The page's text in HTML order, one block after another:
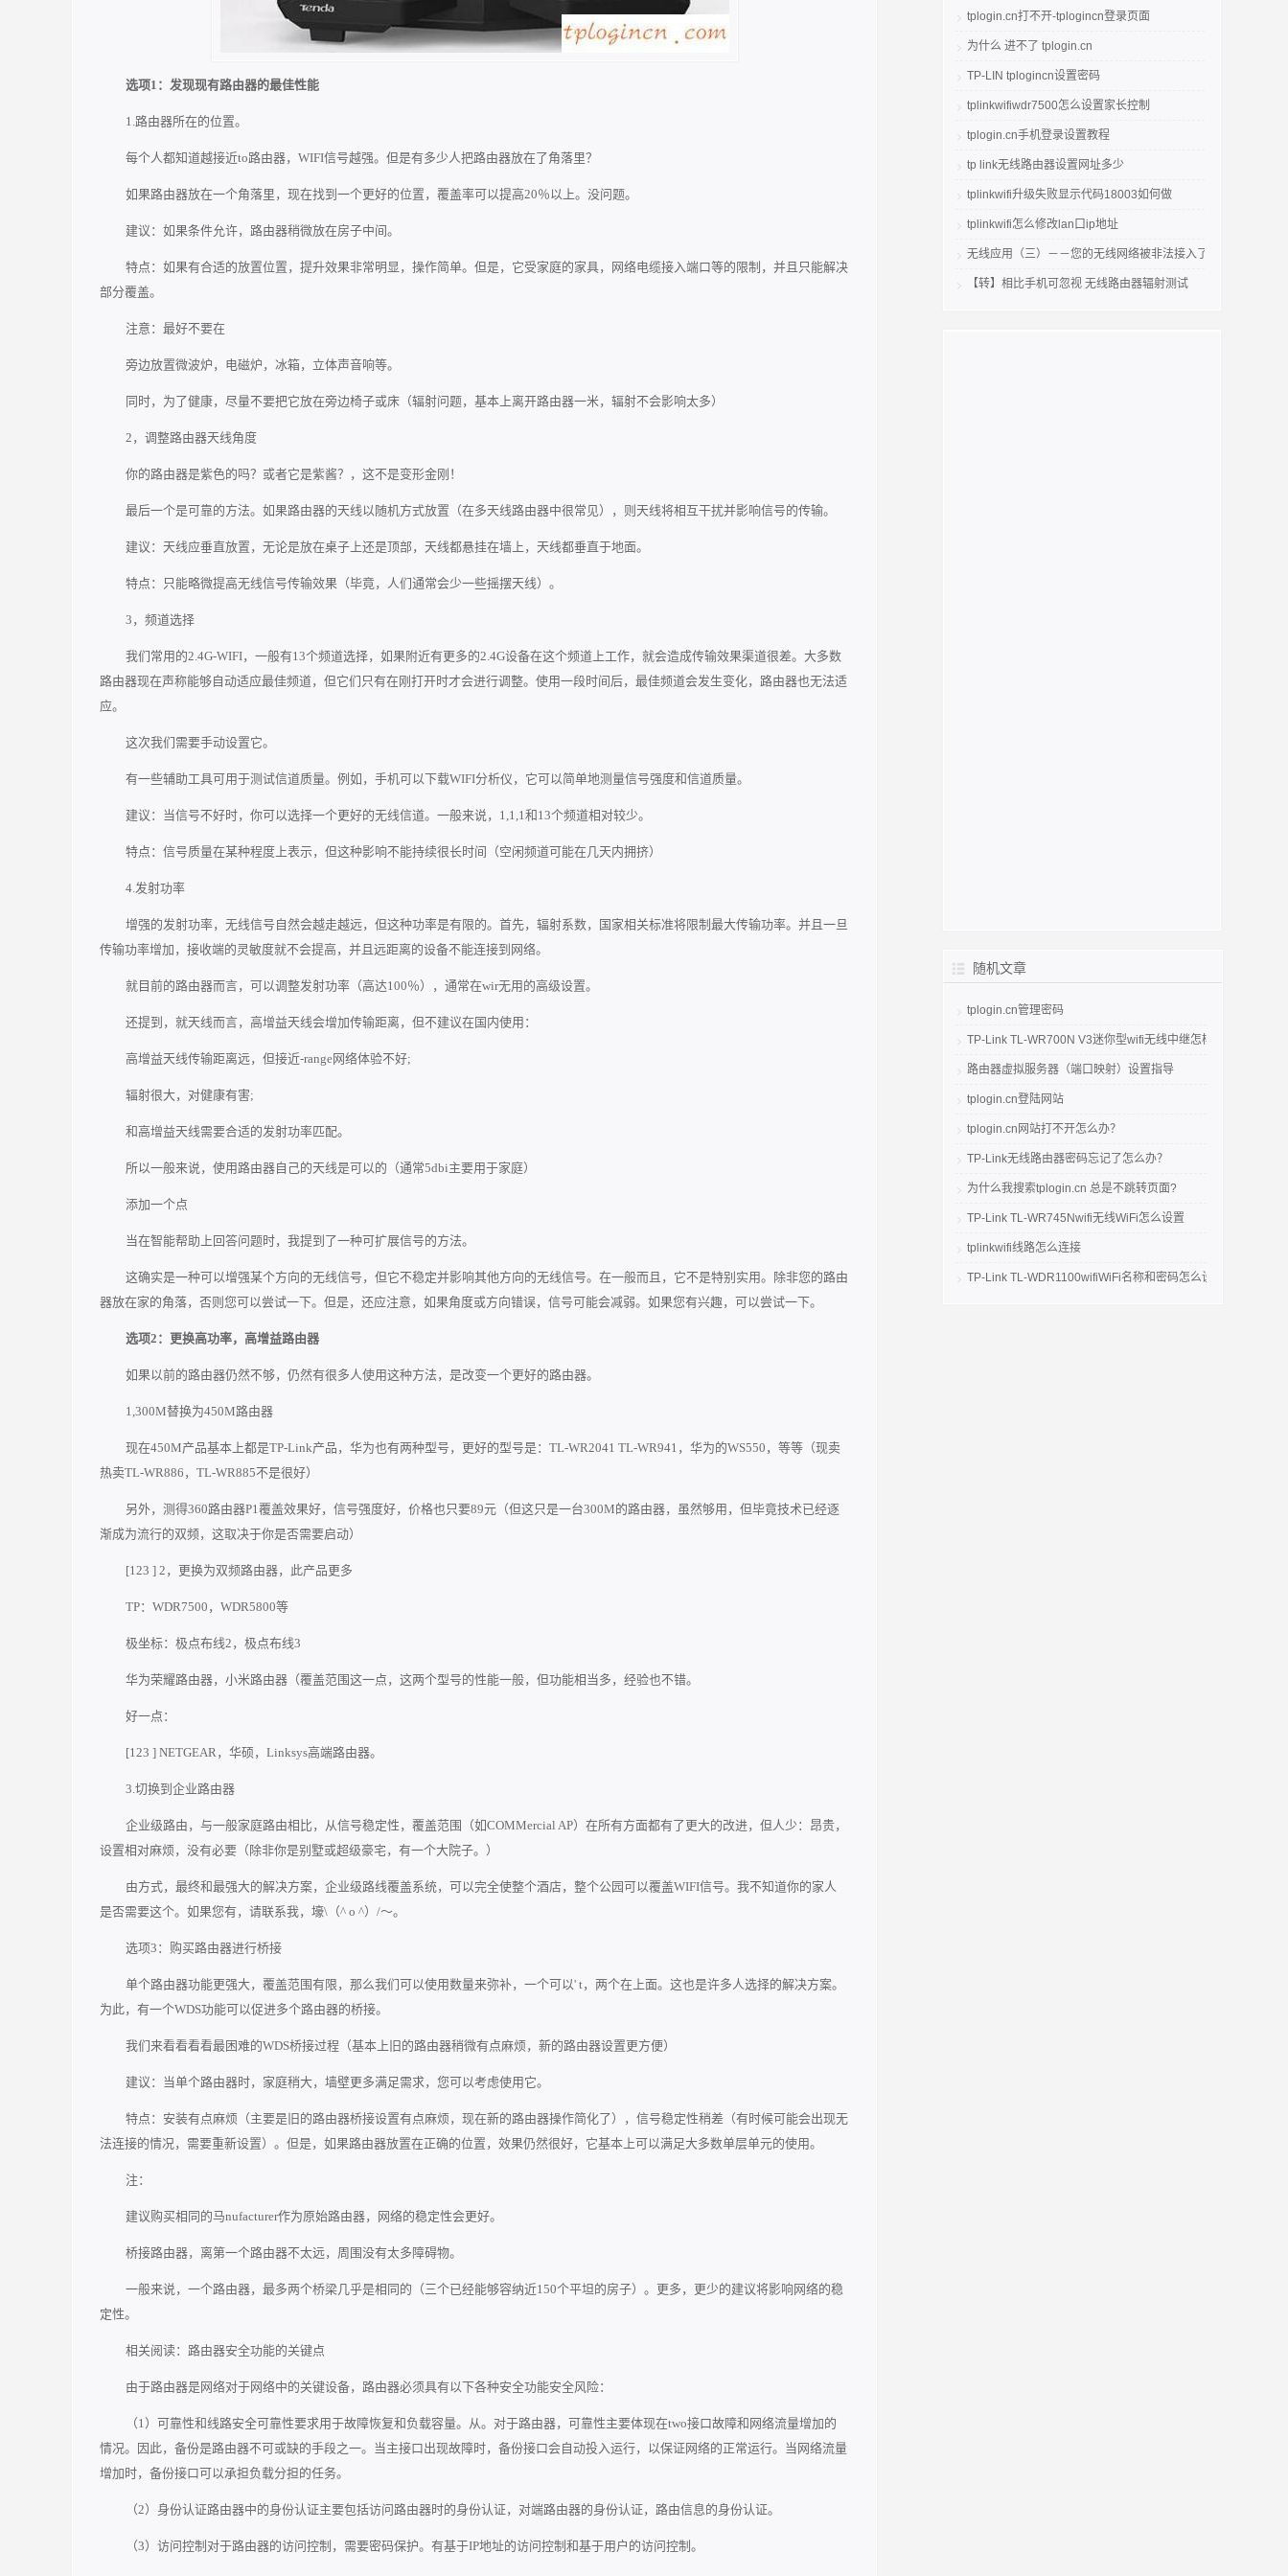
选项1：发现现有路由器的最佳性能
1.路由器所在的位置。
每个人都知道越接近to路由器，WIFI信号越强。但是有多少人把路由器放在了角落里？
如果路由器放在一个角落里，现在找到一个更好的位置，覆盖率可以提高20％以上。没问题。
建议：如果条件允许，路由器稍微放在房子中间。
特点：如果有合适的放置位置，提升效果非常明显，操作简单。但是，它受家庭的家具，网络电缆接入端口等的限制，并且只能解决
部分覆盖。
注意：最好不要在
旁边放置微波炉，电磁炉，冰箱，立体声音响等。
同时，为了健康，尽量不要把它放在旁边椅子或床（辐射问题，基本上离开路由器一米，辐射不会影响太多）
2，调整路由器天线角度
你的路由器是紫色的吗？或者它是紫酱？，这不是变形金刚！
最后一个是可靠的方法。如果路由器的天线以随机方式放置（在多天线路由器中很常见），则天线将相互干扰并影响信号的传输。
建议：天线应垂直放置，无论是放在桌子上还是顶部，天线都悬挂在墙上，天线都垂直于地面。
特点：只能略微提高无线信号传输效果（毕竟，人们通常会少一些摇摆天线）。
3，频道选择
我们常用的2.4G-WIFI，一般有13个频道选择，如果附近有更多的2.4G设备在这个频道上工作，就会造成传输效果渠道很差。大多数
路由器现在声称能够自动适应最佳频道，但它们只有在刚打开时才会进行调整。使用一段时间后，最佳频道会发生变化，路由器也无法适
应。
这次我们需要手动设置它。
有一些辅助工具可用于测试信道质量。例如，手机可以下载WIFI分析仪，它可以简单地测量信号强度和信道质量。
建议：当信号不好时，你可以选择一个更好的无线信道。一般来说，1,1,1和13个频道相对较少。
特点：信号质量在某种程度上表示，但这种影响不能持续很长时间（空闲频道可能在几天内拥挤）
4.发射功率
增强的发射功率，无线信号自然会越走越远，但这种功率是有限的。首先，辐射系数，国家相关标准将限制最大传输功率。并且一旦
传输功率增加，接收端的灵敏度就不会提高，并且远距离的设备不能连接到网络。
就目前的路由器而言，可以调整发射功率（高达100％），通常在wir无用的高级设置。
还提到，就天线而言，高增益天线会增加传输距离，但不建议在国内使用：
高增益天线传输距离远，但接近-range网络体验不好;
辐射很大，对健康有害;
和高增益天线需要合适的发射功率匹配。
所以一般来说，使用路由器自己的天线是可以的（通常5dbi主要用于家庭）
添加一个点
当在智能帮助上回答问题时，我提到了一种可扩展信号的方法。
这确实是一种可以增强某个方向的无线信号，但它不稳定并影响其他方向的无线信号。在一般而且，它不是特别实用。除非您的路由
器放在家的角落，否则您可以尝试一下。但是，还应注意，如果角度或方向错误，信号可能会减弱。如果您有兴趣，可以尝试一下。
选项2：更换高功率，高增益路由器
如果以前的路由器仍然不够，仍然有很多人使用这种方法，是改变一个更好的路由器。
1,300M替换为450M路由器
现在450M产品基本上都是TP-Link产品，华为也有两种型号，更好的型号是：TL-WR2041 TL-WR941，华为的WS550，等等（现卖
热卖TL-WR886，TL-WR885不是很好）
另外，测得360路由器P1覆盖效果好，信号强度好，价格也只要89元（但这只是一台300M的路由器，虽然够用，但毕竟技术已经逐
渐成为流行的双频，这取决于你是否需要启动）
[123 ] 2，更换为双频路由器，此产品更多
TP：WDR7500，WDR5800等
极坐标：极点布线2，极点布线3
华为荣耀路由器，小米路由器（覆盖范围这一点，这两个型号的性能一般，但功能相当多，经验也不错。
好一点：
[123 ] NETGEAR，华硕，Linksys高端路由器。
3.切换到企业路由器
企业级路由，与一般家庭路由相比，从信号稳定性，覆盖范围（如COMMercial AP）在所有方面都有了更大的改进，但人少：昂贵，
设置相对麻烦，没有必要（除非你是别墅或超级豪宅，有一个大院子。）
由方式，最终和最强大的解决方案，企业级路线覆盖系统，可以完全使整个酒店，整个公园可以覆盖WIFI信号。我不知道你的家人
是否需要这个。如果您有，请联系我，壕\（^ o ^）/〜。
选项3：购买路由器进行桥接
单个路由器功能更强大，覆盖范围有限，那么我们可以使用数量来弥补，一个可以' t，两个在上面。这也是许多人选择的解决方案。
为此，有一个WDS功能可以促进多个路由器的桥接。
我们来看看看看最困难的WDS桥接过程（基本上旧的路由器稍微有点麻烦，新的路由器设置更方便）
建议：当单个路由器时，家庭稍大，墙壁更多满足需求，您可以考虑使用它。
特点：安装有点麻烦（主要是旧的路由器桥接设置有点麻烦，现在新的路由器操作简化了），信号稳定性稍差（有时候可能会出现无
法连接的情况，需要重新设置）。但是，如果路由器放置在正确的位置，效果仍然很好，它基本上可以满足大多数单层单元的使用。
注：
建议购买相同的马nufacturer作为原始路由器，网络的稳定性会更好。
桥接路由器，离第一个路由器不太远，周围没有太多障碍物。
一般来说，一个路由器，最多两个桥梁几乎是相同的（三个已经能够容纳近150个平坦的房子）。更多，更少的建议将影响网络的稳
定性。
相关阅读：路由器安全功能的关键点
由于路由器是网络对于网络中的关键设备，路由器必须具有以下各种安全功能安全风险：
（1）可靠性和线路安全可靠性要求用于故障恢复和负载容量。从。对于路由器，可靠性主要体现在two接口故障和网络流量增加的
情况。因此，备份是路由器不可或缺的手段之一。当主接口出现故障时，备份接口会自动投入运行，以保证网络的正常运行。当网络流量
增加时，备份接口可以承担负载分担的任务。
（2）身份认证路由器中的身份认证主要包括访问路由器时的身份认证，对端路由器的身份认证，路由信息的身份认证。
（3）访问控制对于路由器的访问控制，需要密码保护。有基于IP地址的访问控制和基于用户的访问控制。
tplogin.cn打不开-tplogincn登录页面
为什么 进不了 tplogin.cn
TP-LIN tplogincn设置密码
tplinkwifiwdr7500怎么设置家长控制
tplogin.cn手机登录设置教程
tp link无线路由器设置网址多少
tplinkwifi升级失败显示代码18003如何做
tplinkwifi怎么修改lan口ip地址
无线应用（三）－－您的无线网络被非法接入了吗
【转】相比手机可忽视 无线路由器辐射测试
随机文章
tplogin.cn管理密码
TP-Link TL-WR700N V3迷你型wifi无线中继怎样设置
路由器虚拟服务器（端口映射）设置指导
tplogin.cn登陆网站
tplogin.cn网站打不开怎么办？
TP-Link无线路由器密码忘记了怎么办？
为什么我搜索tplogin.cn 总是不跳转页面?
TP-Link TL-WR745Nwifi无线WiFi怎么设置
tplinkwifi线路怎么连接
TP-Link TL-WDR1100wifiWiFi名称和密码怎么设置